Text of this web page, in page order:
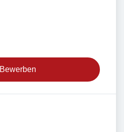
Bewerben